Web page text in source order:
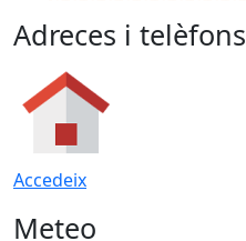
Adreces i telèfons
Accedeix
Meteo